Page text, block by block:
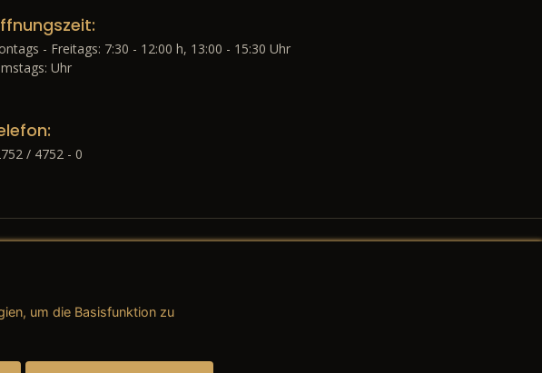
- Freitags: 7:30 - 12:00 h, 13:00 - 15:30 Uhr
Uhr
/ 4752 - 0
→ AGB (Teile & Zubehör)
um die Basisfunktion zu